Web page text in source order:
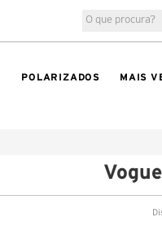
POLARIZADOS MAIS